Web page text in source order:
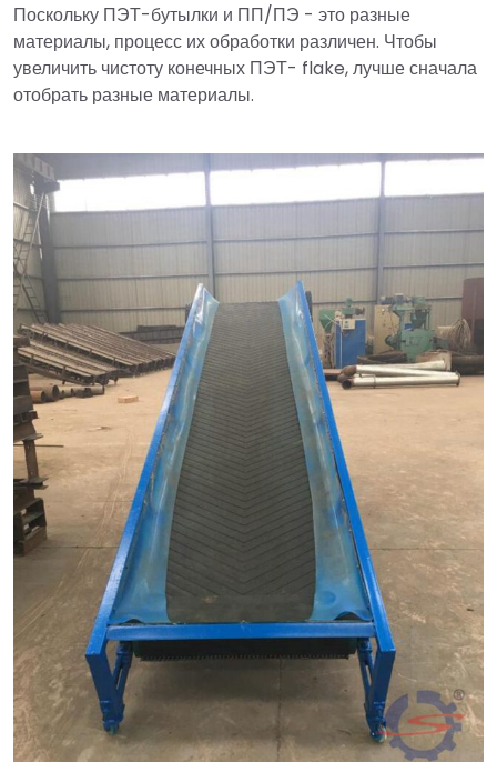
Поскольку ПЭТ-бутылки и ПП/ПЭ - это разные
материалы, процесс их обработки различен. Чтобы
увеличить чистоту конечных ПЭТ- flake, лучше сначала
отобрать разные материалы.